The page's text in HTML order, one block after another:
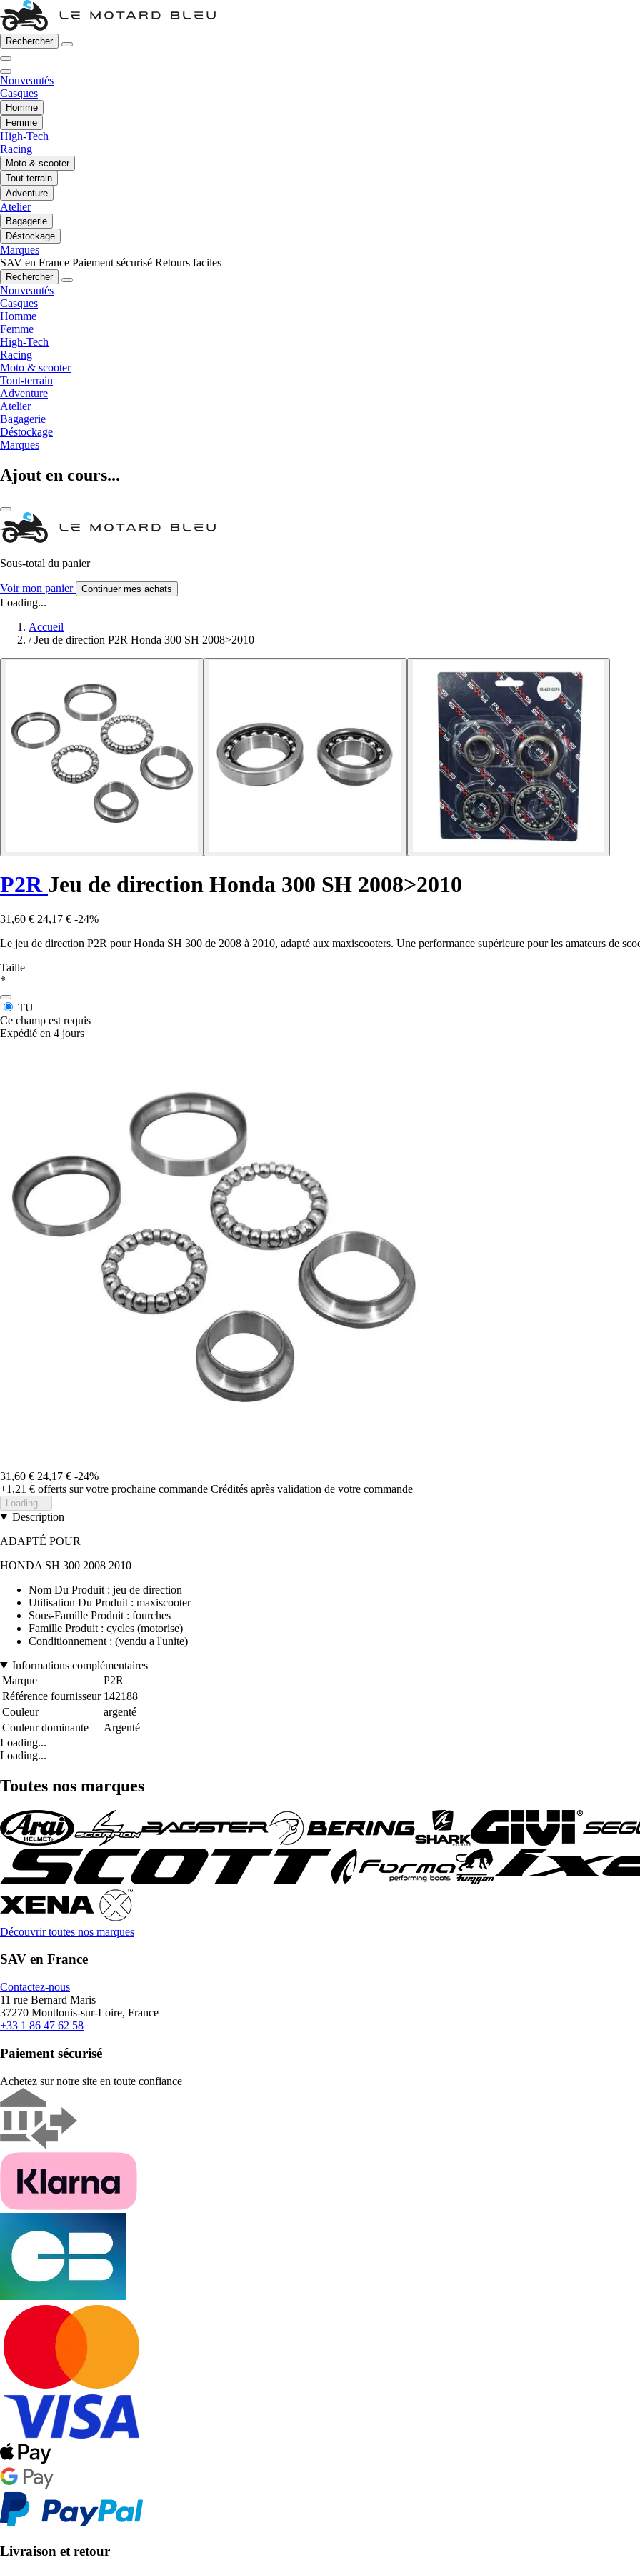
Rechercher
Nouveautés
Casques
Homme
Femme
High-Tech
Racing
Moto & scooter
Tout-terrain
Adventure
Atelier
Bagagerie
Déstockage
Marques
SAV en France Paiement sécurisé Retours faciles
Rechercher
Nouveautés
Casques
Homme
Femme
High-Tech
Racing
Moto & scooter
Tout-terrain
Adventure
Atelier
Bagagerie
Déstockage
Marques
Ajout en cours...
Sous-total du panier
Voir mon panier Continuer mes achats
Loading...
Accueil
/ Jeu de direction P2R Honda 300 SH 2008>2010
P2R Jeu de direction Honda 300 SH 2008>2010
31,60 € 24,17 € -24%
Le jeu de direction P2R pour Honda SH 300 de 2008 à 2010, adapté aux maxiscooters. Une performance supérieure pour les amateurs de
Taille
*
TU
Ce champ est requis
Expédié en 4 jours
31,60 € 24,17 € -24%
+1,21 € offerts sur votre prochaine commande Crédités après validation de votre commande
Loading...
Description
ADAPTÉ POUR
HONDA SH 300 2008 2010
Nom Du Produit : jeu de direction
Utilisation Du Produit : maxiscooter
Sous-Famille Produit : fourches
Famille Produit : cycles (motorise)
Conditionnement : (vendu a l'unite)
Informations complémentaires
Marque
P2R
Référence fournisseur 142188
Couleur
argenté
Couleur dominante
Argenté
Loading...
Loading...
Toutes nos marques
Découvrir toutes nos marques
SAV en France
Contactez-nous
11 rue Bernard Maris
37270 Montlouis-sur-Loire, France
+33 1 86 47 62 58
Paiement sécurisé
Achetez sur notre site en toute confiance
Livraison et retour